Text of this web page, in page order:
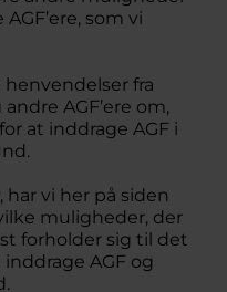
som vi
fra
AGF’ere om,
at inddrage AGF i
vi her på siden
muligheder, der
forholder sig til det
AGF og